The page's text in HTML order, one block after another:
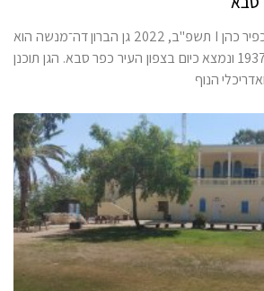
דנה שפיגל, רוני האוזר, כפיר כהן I תשפ"ב, 2022 גן הברון דה־מנשה הוא
גן היסטורי, הוקם בשנת 1937 ונמצא כיום בצפון העיר כפר סבא. הגן תוכנן
הנוף